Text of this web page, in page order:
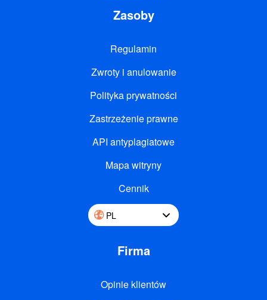
Zasoby
Regulamin
Zwroty i anulowanie
Polityka prywatności
Zastrzeżenie prawne
API antyplagiatowe
Mapa witryny
Cennik
PL
Firma
Opinie klientów